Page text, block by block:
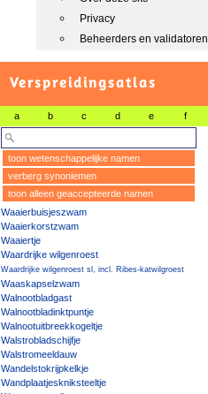
Privacy
Beheerders en validatoren
Verspreidingsatlas
a b c d e f
toon wetenschappelijke namen
verberg synoniemen
toon alleen geaccepteerde namen
Waaierbuisjeszwam
Waaierkorstzwam
Waaiertje
Waardrijke wilgenroest
Waardrijke wilgenroest sl, incl. Ribes-katwilgroest
Waaskapselzwam
Walnootbladgast
Walnootbladinktpuntje
Walnootuitbreekkogeltje
Walstrobladschijfje
Walstromeeldauw
Wandelstokrijpkelkje
Wandplaatjeskniksteeltje